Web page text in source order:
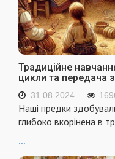
Традиційне
цикли та передача
31.08.2024
Наші предки
глибоко вкорінена в
...